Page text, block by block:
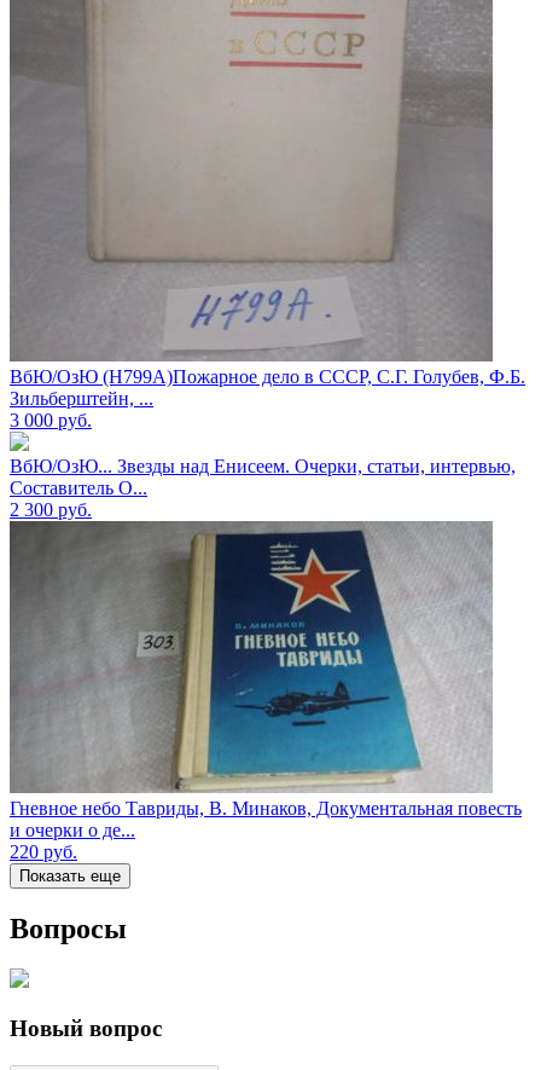
ВбЮ/ОзЮ (Н799А)Пожарное дело в СССР, С.Г. Голубев, Ф.Б.
Зильберштейн, ...
3 000 руб.
ВбЮ/ОзЮ... Звезды над Енисеем. Очерки, статьи, интервью,
Составитель О...
2 300 руб.
Гневное небо Тавриды, В. Минаков, Документальная повесть
и очерки о де...
220 руб.
Показать еще
Вопросы
Новый вопрос